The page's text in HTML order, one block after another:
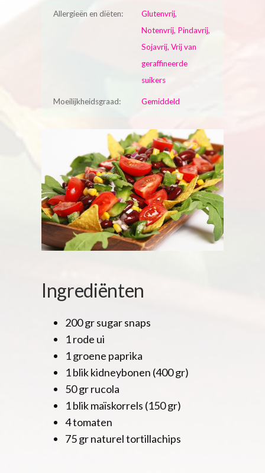
Allergieën en diëten:
Glutenvrij,
Notenvrij, Pindavrij,
Sojavrij, Vrij van
geraffineerde
suikers
Moeilijkheidsgraad: Gemiddeld
Ingrediënten
200 gr sugar snaps
1 rode ui
1 groene paprika
1 blik kidneybonen (400 gr)
50 gr rucola
1 blik maïskorrels (150 gr)
4 tomaten
75 gr naturel tortillachips